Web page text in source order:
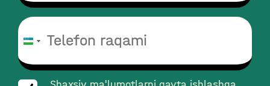
O‘zbekiston